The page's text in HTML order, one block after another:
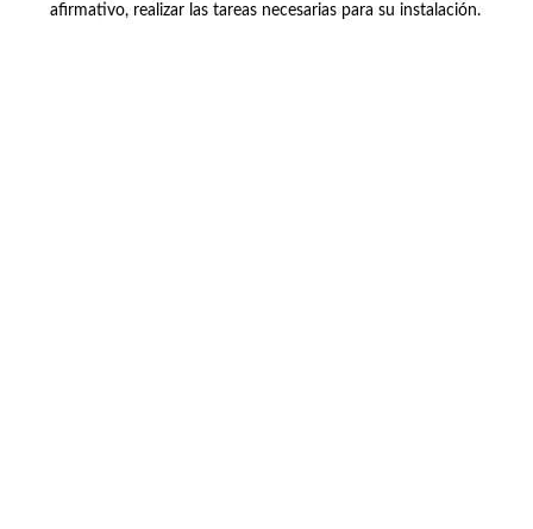
afirmativo, realizar las tareas necesarias para su instalación.